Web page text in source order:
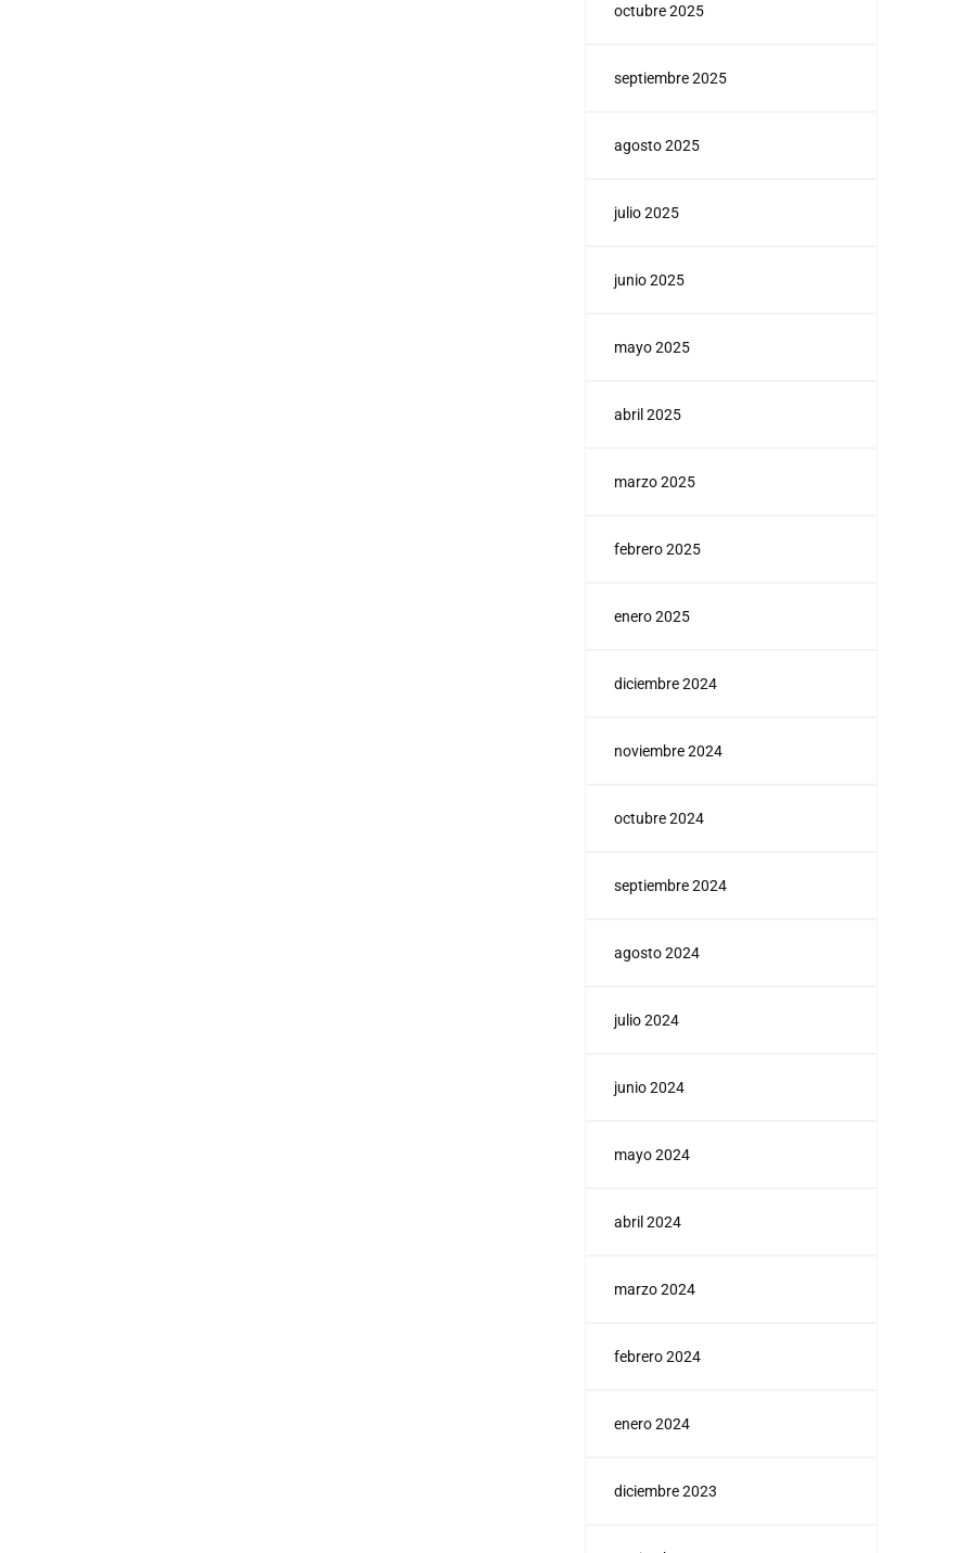
octubre 2025
septiembre 2025
agosto 2025
julio 2025
junio 2025
mayo 2025
abril 2025
marzo 2025
febrero 2025
enero 2025
diciembre 2024
noviembre 2024
octubre 2024
septiembre 2024
agosto 2024
julio 2024
junio 2024
mayo 2024
abril 2024
marzo 2024
febrero 2024
enero 2024
diciembre 2023